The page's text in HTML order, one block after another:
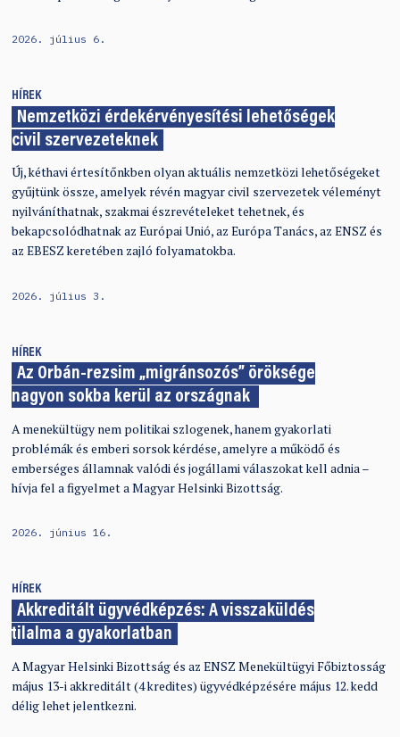
2026. július 6.
HÍREK
Nemzetközi érdekérvényesítési lehetőségek
civil szervezeteknek
Új, kéthavi értesítőnkben olyan aktuális nemzetközi lehetőségeket
gyűjtünk össze, amelyek révén magyar civil szervezetek véleményt
nyilváníthatnak, szakmai észrevételeket tehetnek, és
bekapcsolódhatnak az Európai Unió, az Európa Tanács, az ENSZ és
az EBESZ keretében zajló folyamatokba.
2026. július 3.
HÍREK
Az Orbán-rezsim „migránsozós” öröksége
nagyon sokba kerül az országnak
A menekültügy nem politikai szlogenek, hanem gyakorlati
problémák és emberi sorsok kérdése, amelyre a működő és
emberséges államnak valódi és jogállami válaszokat kell adnia –
hívja fel a figyelmet a Magyar Helsinki Bizottság.
2026. június 16.
HÍREK
Akkreditált ügyvédképzés: A visszaküldés
tilalma a gyakorlatban
A Magyar Helsinki Bizottság és az ENSZ Menekültügyi Főbiztosság
május 13-i akkreditált (4 kredites) ügyvédképzésére május 12. kedd
délig lehet jelentkezni.